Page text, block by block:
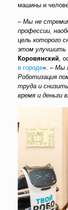
машины и
– Мы не
профессии,
цель которого
этом улучшить
Коровянский,
в городе». – Мы
Роботизация
труда и
время и деньги